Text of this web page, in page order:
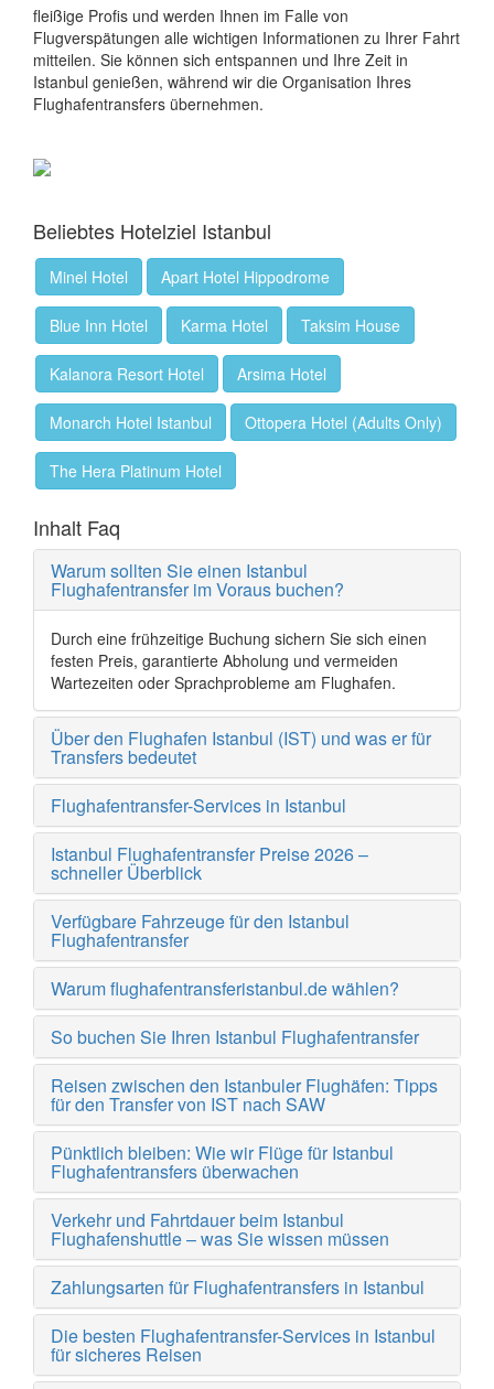
fleißige Profis und werden Ihnen im Falle von
Flugverspätungen alle wichtigen Informationen zu Ihrer Fahrt
mitteilen. Sie können sich entspannen und Ihre Zeit in
Istanbul genießen, während wir die Organisation Ihres
Flughafentransfers übernehmen.
Beliebtes Hotelziel Istanbul
Minel Hotel Apart Hotel Hippodrome
Blue Inn Hotel Karma Hotel Taksim House
Kalanora Resort Hotel Arsima Hotel
Monarch Hotel Istanbul Ottopera Hotel (Adults Only)
The Hera Platinum Hotel
Inhalt Faq
Warum sollten Sie einen Istanbul
Flughafentransfer im Voraus buchen?
Durch eine frühzeitige Buchung sichern Sie sich einen
festen Preis, garantierte Abholung und vermeiden
Wartezeiten oder Sprachprobleme am Flughafen.
Über den Flughafen Istanbul (IST) und was er für
Transfers bedeutet
Flughafentransfer-Services in Istanbul
Istanbul Flughafentransfer Preise 2026 –
schneller Überblick
Verfügbare Fahrzeuge für den Istanbul
Flughafentransfer
Warum flughafentransferistanbul.de wählen?
So buchen Sie Ihren Istanbul Flughafentransfer
Reisen zwischen den Istanbuler Flughäfen: Tipps
für den Transfer von IST nach SAW
Pünktlich bleiben: Wie wir Flüge für Istanbul
Flughafentransfers überwachen
Verkehr und Fahrtdauer beim Istanbul
Flughafenshuttle – was Sie wissen müssen
Zahlungsarten für Flughafentransfers in Istanbul
Die besten Flughafentransfer-Services in Istanbul
für sicheres Reisen